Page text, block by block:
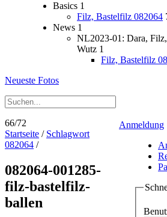
Basics 1
Filz, Bastelfilz 082064
News 1
NL2023-01: Dara,
Wutz 1
Filz, Bastelfilz
Neueste Fotos
Anmeldung
66/72
Startseite / Schlagwort
082064 /
082064-001285-
filz-bastelfilz-
ballen